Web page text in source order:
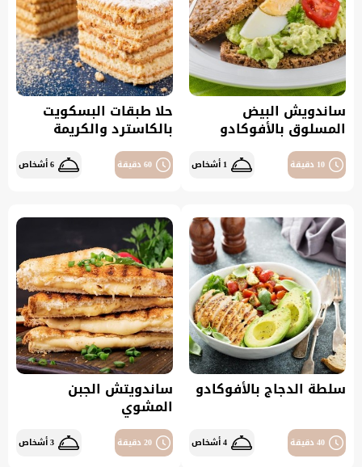
ساندويش البيض
المسلوق بالأفوكادو
10 دقيقة 1 أشخاص
حلا طبقات البسكويت
بالكاسترد والكريمة
60 دقيقة 6 أشخاص
سلطة الدجاج بالأفوكادو
40 دقيقة 4 أشخاص
ساندويتش الجبن
المشوي
20 دقيقة 3 أشخاص